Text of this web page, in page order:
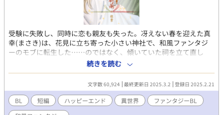
受験に失敗し、同時に恋も親友も失った。冴えない春を迎えた真
幸(まさき)は、花見に立ち寄った小さい神社で、和風ファンタジ
ーのモブに転生した……のではなく、傾いていた祠を立て直し
た。そこに、神狐が人の姿で現れる。彼は言った。「礼に、何か
ひとつ願いを叶えてやろう」と。俺、そんな大したことしてない
けど？ 戸惑う真幸に、神狐は得意げに笑った。 人ならざる者と
の恋。その行きつく先は――。現代を舞台にした、人外×青年の
和風BLです。
続きを読む
文字数 60,924 最終更新日 2025.3.2 登録日 2025.2.21
BL 短編 ハッピーエンド 異世界
ファンタジーBL